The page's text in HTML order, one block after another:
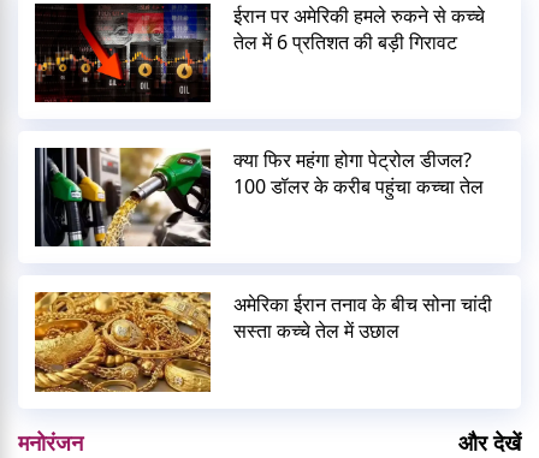
ईरान पर अमेरिकी हमले रुकने से कच्चे
तेल में 6 प्रतिशत की बड़ी गिरावट
क्या फिर महंगा होगा पेट्रोल डीजल?
100 डॉलर के करीब पहुंचा कच्चा तेल
अमेरिका ईरान तनाव के बीच सोना चांदी
सस्ता कच्चे तेल में उछाल
मनोरंजन और देखें